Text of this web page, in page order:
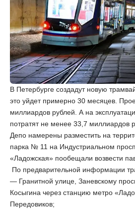
В Петербурге создадут новую
это уйдет примерно 30 месяцев.
миллиардов рублей. А на
потратят не менее 33,7 миллиардов
Депо намерены разместить на
парка № 11 на Индустриальном
«Ладожская» пообещали возвести
По предварительной информации
— Гранитной улице, Заневскому
Косыгина через станцию метро
Передовиков;